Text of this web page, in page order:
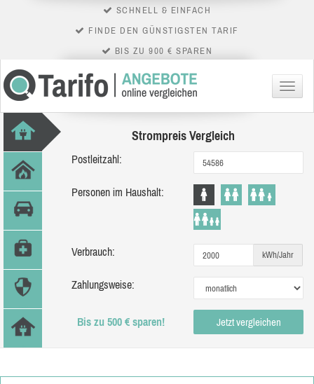
SCHNELL & EINFACH
FINDE DEN GÜNSTIGSTEN TARIF
BIS ZU 900 € SPAREN
Menü
Strompreis Vergleich
Postleitzahl:
Personen im Haushalt:
Verbrauch: kWh/Jahr
Zahlungsweise:
Bis zu 500 € sparen! Jetzt vergleichen